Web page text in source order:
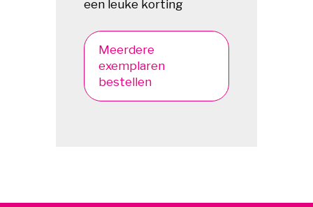
een leuke korting
Meerdere
exemplaren
bestellen